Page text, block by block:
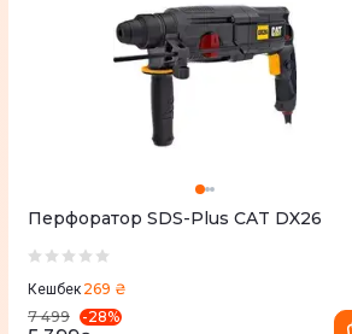
Перфоратор SDS-Plus CAT DX26
Кешбек 269 ₴
7 499
-28%